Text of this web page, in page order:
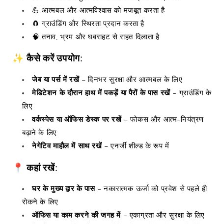
💪 आत्मबल और आत्मविश्वास को मजबूत करता है
🧲 ग्राउंडिंग और स्थिरता प्रदान करता है
🧠 तनाव, भ्रम और घबराहट से राहत दिलाता है
✨कैसे करें उपयोग:
जेब या पर्स में रखें– दिनभर सुरक्षा और आत्मबल के लिए
मेडिटेशन के दौरान हाथ में पकड़ें या पैरों के पास रखें– ग्राउंडिंग के
लिए
वर्कस्पेस या ऑफिस डेस्क पर रखें– फोकस और आत्म-नियंत्रण
बढ़ाने के लिए
नेगेटिव माहौल में साथ रखें– एनर्जी शील्ड के रूप में
📍कहां रखें:
घर के मुख्य द्वार के पास– नकारात्मक ऊर्जा को प्रवेश से पहले ही
रोकने के लिए
ऑफिस या काम करने की जगह में – एकाग्रता और सुरक्षा के लिए